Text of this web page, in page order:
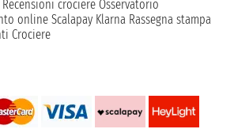
Recensioni crociere Osservatorio
online Scalapay Klarna Rassegna stampa
Crociere